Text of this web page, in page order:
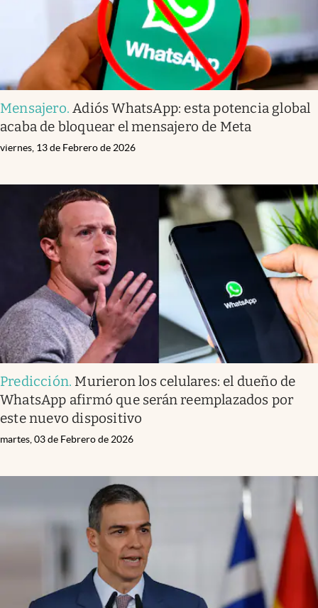
Mensajero.Adiós WhatsApp: esta potencia global
acaba de bloquear el mensajero de Meta
viernes, 13 de Febrero de 2026
Predicción. Murieron los celulares: el dueño de
WhatsApp afirmó que serán reemplazados por
este nuevo dispositivo
martes, 03 de Febrero de 2026